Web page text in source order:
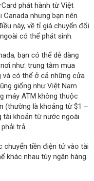
phát hành từ Việt
nhưng bạn nên
này, về tỉ giá chuyển đổi
có thể phát sinh.
bạn có thể dễ dàng
như: trung tâm mua
và có thể ở cả những cửa
giống như Việt Nam
máy ATM không thuộc
(thường là khoảng từ $1 –
tài khoản từ nước ngoài
trả.
chuyển tiền điện tử vào tài
khác nhau tùy ngân hàng